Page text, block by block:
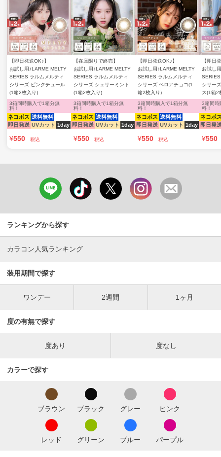
【即日発送OK♪】
お試し用♪LARME MELTY
SERIES ラルムメルティ
シリーズ ピンクチュール
(1箱2枚入り)
ネコポス 送料無料
即日発送 UVカット 1day
3箱同時購入で1箱分無
料！
¥550 税込
【在庫限りで終売】
お試し用♪LARME MELTY
SERIES ラルムメルティ
シリーズ シェリーミント
(1箱2枚入り)
ネコポス 送料無料
即日発送 UVカット 1day
3箱同時購入で1箱分無
料！
¥550 税込
【即日発送OK♪】
お試し用♪LARME MELTY
SERIES ラルムメルティ
シリーズ ベロアチョコ(1
箱2枚入り)
ネコポス 送料無料
即日発送 UVカット 1day
3箱同時購入で1箱分無
料！
¥550 税込
【即日
お試し
シリー
ス(1箱2
ネコポ
即日発
3箱同時
料！
¥550
ランキングから探す
カラコン人気ランキング
装用期間で探す
ワンデー 2週間 1ヶ月
度の有無で探す
度あり 度なし
カラーで探す
ブラウン ブラック グレー ピンク
レッド グリーン ブルー パープル